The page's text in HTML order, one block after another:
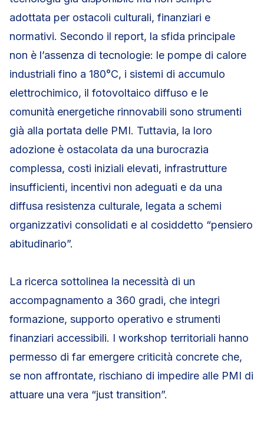
adottata per ostacoli culturali, finanziari e
normativi. Secondo il report, la sfida principale
non è l’assenza di tecnologie: le pompe di calore
industriali fino a 180°C, i sistemi di accumulo
elettrochimico, il fotovoltaico diffuso e le
comunità energetiche rinnovabili sono strumenti
già alla portata delle PMI. Tuttavia, la loro
adozione è ostacolata da una burocrazia
complessa, costi iniziali elevati, infrastrutture
insufficienti, incentivi non adeguati e da una
diffusa resistenza culturale, legata a schemi
organizzativi consolidati e al cosiddetto “pensiero
abitudinario”.
La ricerca sottolinea la necessità di un
accompagnamento a 360 gradi, che integri
formazione, supporto operativo e strumenti
finanziari accessibili. I workshop territoriali hanno
permesso di far emergere criticità concrete che,
se non affrontate, rischiano di impedire alle PMI di
attuare una vera “just transition”.